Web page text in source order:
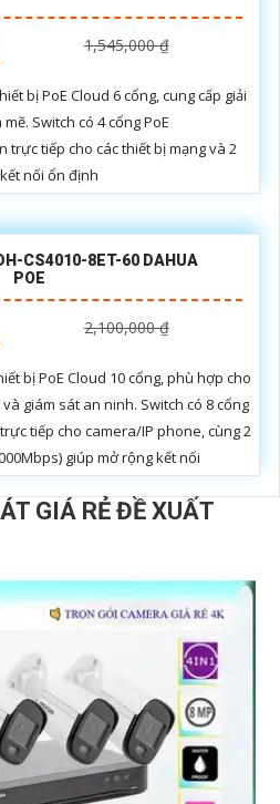
1,545,000 ₫
bị PoE Cloud 6 cổng, cung cấp giải
Switch có 4 cổng PoE
trực tiếp cho các thiết bị mạng và 2
nối ổn định
CS4010-8ET-60 DAHUA
POE
2,100,000 ₫
bị PoE Cloud 10 cổng, phù hợp cho
giám sát an ninh. Switch có 8 cổng
tiếp cho camera/IP phone, cùng 2
giúp mở rộng kết nối
GIÁ RẺ ĐỀ XUẤT